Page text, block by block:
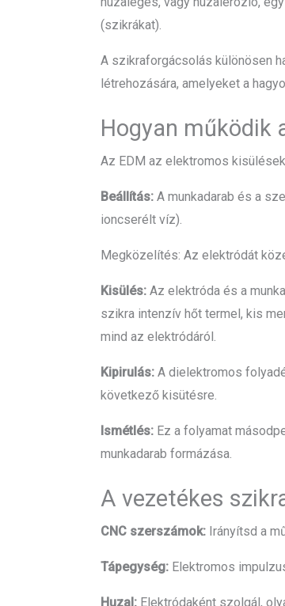
(szikrákat).
A szikraforgácsolás különösen
létrehozására, amelyeket a
Hogyan működik
Az EDM az elektromos
Beállítás: A munkadarab és a
ioncserélt víz).
Megközelítés: Az elektródát
Kisülés: Az elektróda és a
szikra intenzív hőt termel, kis
mind az elektródáról.
Kipirulás: A dielektromos
következő kisütésre.
Ismétlés: Ez a folyamat
munkadarab formázása.
A vezetékes
CNC szerszámok:Irányítsd a
Tápegység:Elektromos
Huzal:Elektródaként szolgál,